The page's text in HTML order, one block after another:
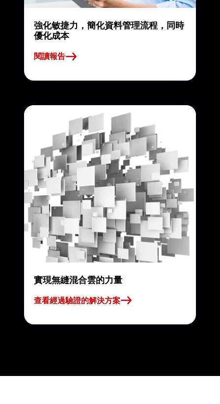
強化敏捷力，簡化資料管理流程，同時
優化成本
閱讀報告
實現無縫混合雲的力量
查看經過驗證的解決方案